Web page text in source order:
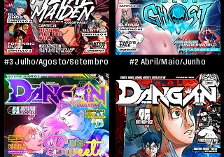
#3 Julho/Agosto/Setembro #2 Abril/Maio/Junho